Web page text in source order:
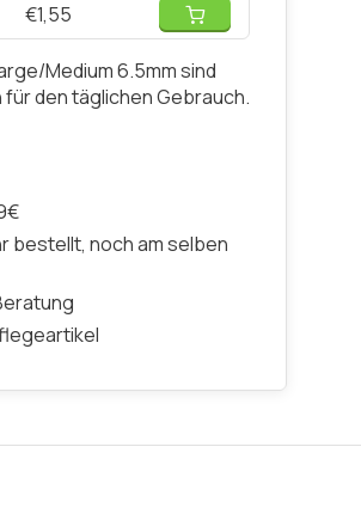
€1,55
Medium 6.5mm sind
den täglichen Gebrauch.
bestellt, noch am selben